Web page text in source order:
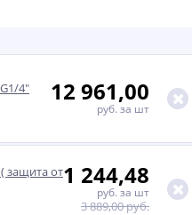
4" 12 961,00
руб. за шт
защита от1 244,48
руб. за шт
3 889,00 руб.